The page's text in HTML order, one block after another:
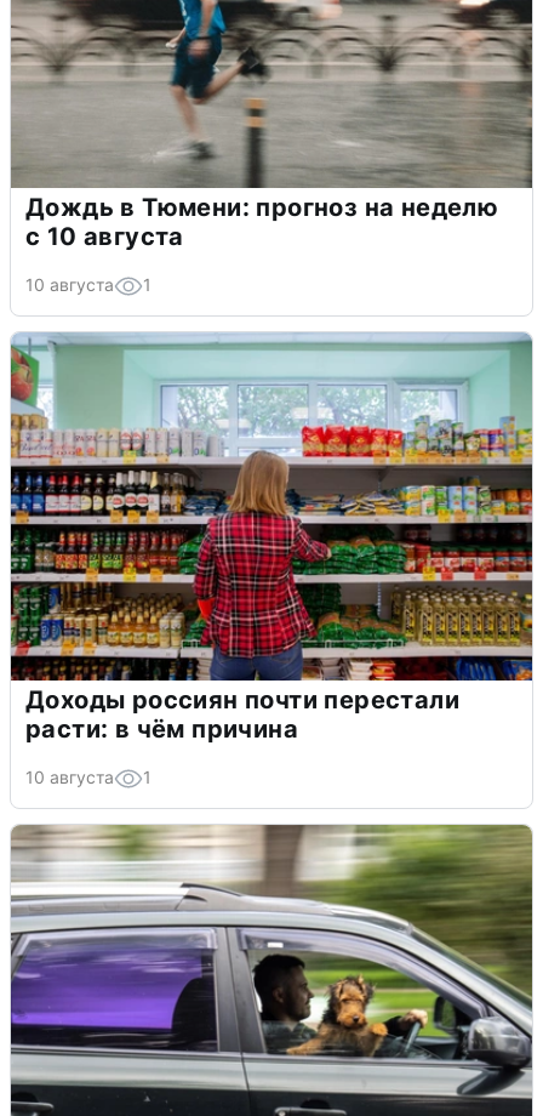
Дождь в Тюмени: прогноз на неделю
с 10 августа
10 августа 1
Доходы россиян почти перестали
расти: в чём причина
10 августа 1